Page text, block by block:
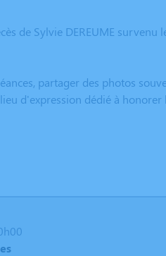
de Sylvie DEREUME
partager des photos
d'expression dédié à honorer